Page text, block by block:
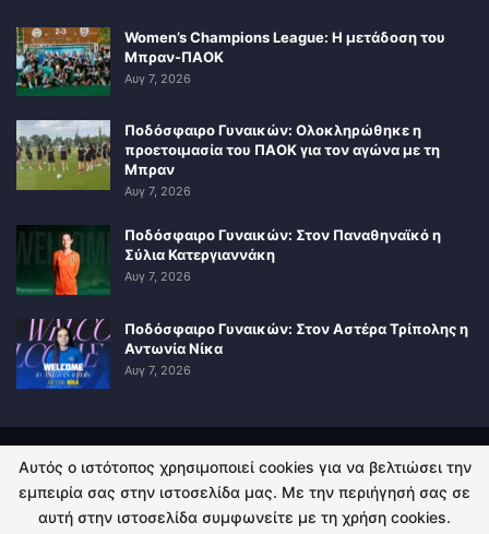
Women’s Champions League: Η μετάδοση του
Μπραν-ΠΑΟΚ
Αυγ 7, 2026
Ποδόσφαιρο Γυναικών: Ολοκληρώθηκε η
προετοιμασία του ΠΑΟΚ για τον αγώνα με τη
Μπραν
Αυγ 7, 2026
Ποδόσφαιρο Γυναικών: Στον Παναθηναϊκό η
Σύλια Κατεργιαννάκη
Αυγ 7, 2026
Ποδόσφαιρο Γυναικών: Στον Αστέρα Τρίπολης η
Αντωνία Νίκα
Αυγ 7, 2026
ΠΟΛΙΤΙΚΗ ΑΠΟΡΡΗΤΟΥ ΕΠΙΚΟΙΝΩΝΙΑ
Αυτός ο ιστότοπος χρησιμοποιεί cookies για να βελτιώσει την
εμπειρία σας στην ιστοσελίδα μας. Με την περιήγησή σας σε
αυτή στην ιστοσελίδα συμφωνείτε με τη χρήση cookies.